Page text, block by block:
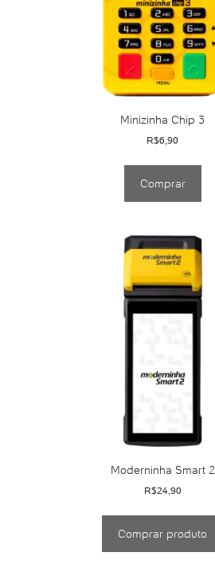
Minizinha Chip 3
R$6,90
Comprar
Moderninha Smart 2
R$24,90
Comprar produto